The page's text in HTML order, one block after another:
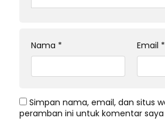
Nama * Email *
Simpan nama, email, dan situs
peramban ini untuk komentar